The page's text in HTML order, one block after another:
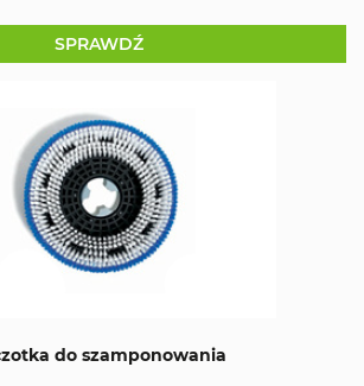
SPRAWDŹ
do szamponowania